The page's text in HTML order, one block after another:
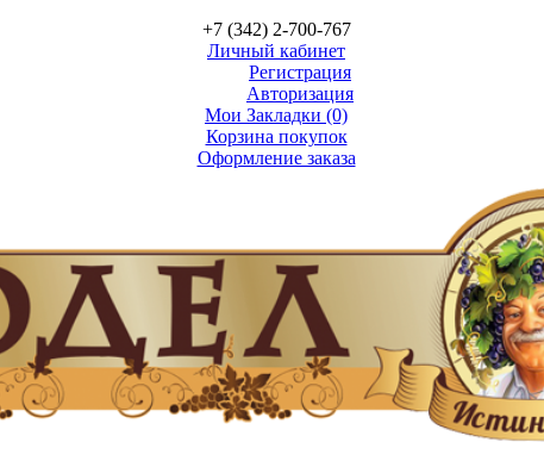
+7 (342) 2-700-767
Личный кабинет
Регистрация
Авторизация
Мои Закладки (0)
Корзина покупок
Оформление заказа